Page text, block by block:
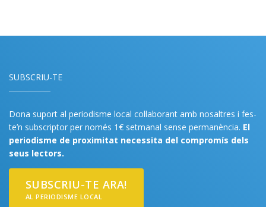
SUBSCRIU-TE
Dona suport al periodisme local col·laborant amb nosaltres i fes-
te’n subscriptor per només 1€ setmanal sense permanència. El
periodisme de proximitat necessita del compromís dels
seus lectors.
SUBSCRIU-TE ARA!
AL PERIODISME LOCAL